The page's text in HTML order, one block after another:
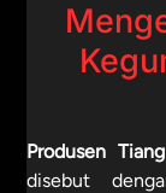
Produsen
disebut